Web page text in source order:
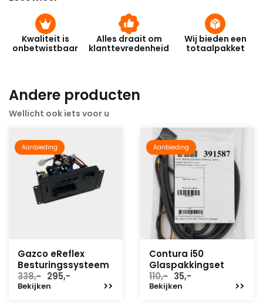
Kwaliteit is
onbetwistbaar
Alles draait om
klanttevredenheid
Wij bieden een
totaalpakket
Andere producten
Wellicht ook iets voor u
Aanbieding
Gazco eReflex
Besturingssysteem
338,- Oorspronkelijke
prijs
295,-
Bekijken
Aanbieding
Contura i50
Glaspakkingset
110,- Oorspronkelijke
prijs
35,-
Bekijken